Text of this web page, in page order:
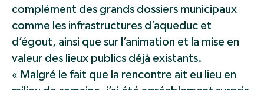
complément des grands dossiers municipaux
comme les infrastructures d’aqueduc et
d’égout, ainsi que sur l’animation et la mise en
valeur des lieux publics déjà existants.
« Malgré le fait que la rencontre ait eu lieu en